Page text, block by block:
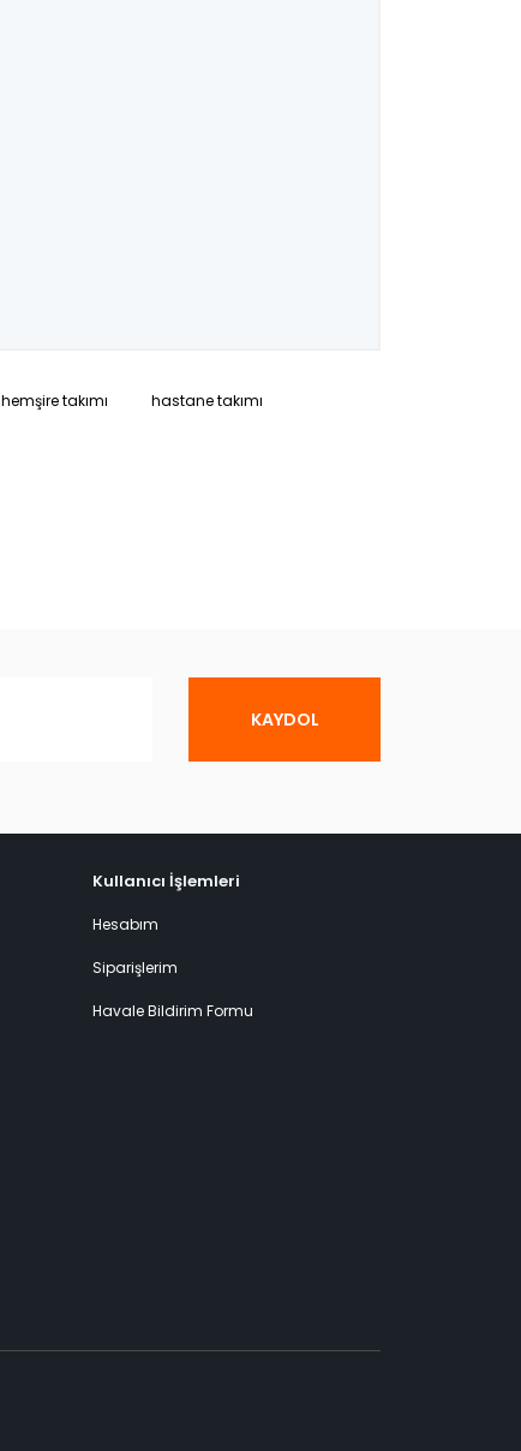
hemşire takımı hastane takımı
KAYDOL
Kullanıcı İşlemleri
Hesabım
Siparişlerim
Havale Bildirim Formu